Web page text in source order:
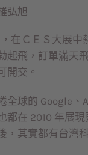
弘旭
在ＣＥＳ大展中
起飛，訂單滿天
開交。
全球的 Google、
都在 2010 年展
，其實都有台灣